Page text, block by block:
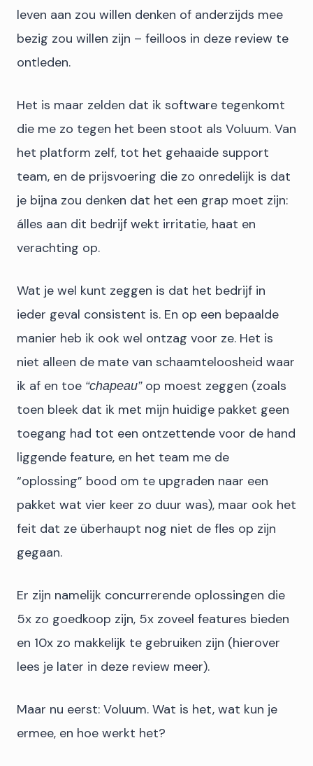
leven aan zou willen denken of anderzijds mee
bezig zou willen zijn – feilloos in deze review te
ontleden.
Het is maar zelden dat ik software tegenkomt
die me zo tegen het been stoot als Voluum. Van
het platform zelf, tot het gehaaide support
team, en de prijsvoering die zo onredelijk is dat
je bijna zou denken dat het een grap moet zijn:
álles aan dit bedrijf wekt irritatie, haat en
verachting op.
Wat je wel kunt zeggen is dat het bedrijf in
ieder geval consistent is. En op een bepaalde
manier heb ik ook wel ontzag voor ze. Het is
niet alleen de mate van schaamteloosheid waar
ik af en toe “chapeau”op moest zeggen (zoals
toen bleek dat ik met mijn huidige pakket geen
toegang had tot een ontzettende voor de hand
liggende feature, en het team me de
“oplossing” bood om te upgraden naar een
pakket wat vier keer zo duur was), maar ook het
feit dat ze überhaupt nog niet de fles op zijn
gegaan.
Er zijn namelijk concurrerende oplossingen die
5x zo goedkoop zijn, 5x zoveel features bieden
en 10x zo makkelijk te gebruiken zijn (hierover
lees je later in deze review meer).
Maar nu eerst: Voluum. Wat is het, wat kun je
ermee, en hoe werkt het?